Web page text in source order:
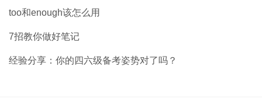
too和enough该怎么用
7招教你做好笔记
经验分享：你的四六级备考姿势对了吗？